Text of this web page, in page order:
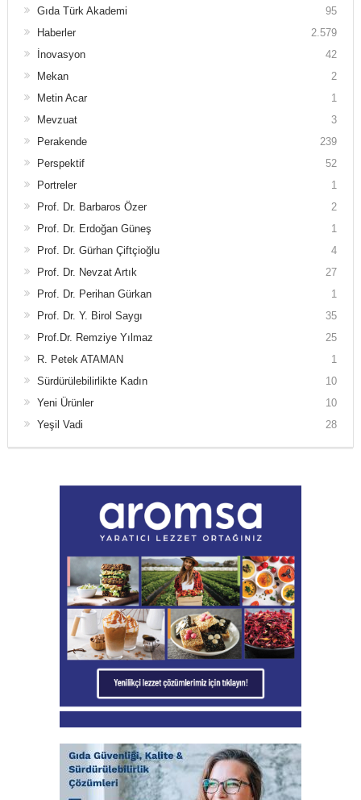
Gıda Türk Akademi
95
Haberler
2.579
İnovasyon
42
Mekan
2
Metin Acar
1
Mevzuat
3
Perakende
239
Perspektif
52
Portreler
1
Prof. Dr. Barbaros Özer
2
Prof. Dr. Erdoğan Güneş
1
Prof. Dr. Gürhan Çiftçioğlu
4
Prof. Dr. Nevzat Artık
27
Prof. Dr. Perihan Gürkan
1
Prof. Dr. Y. Birol Saygı
35
Prof.Dr. Remziye Yılmaz
25
R. Petek ATAMAN
1
Sürdürülebilirlikte Kadın
10
Yeni Ürünler
10
Yeşil Vadi
28